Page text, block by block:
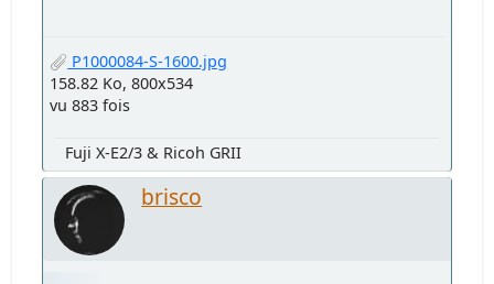
P1000084-S-1600.jpg
158.82 Ko, 800x534
vu 883 fois
Fuji X-E2/3 & Ricoh GRII
brisco